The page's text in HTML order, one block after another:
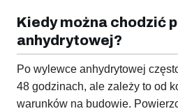
Kiedy można chodzić
anhydrytowej?
Po wylewce anhydrytowej
48 godzinach, ale zależy to od
warunków na budowie.